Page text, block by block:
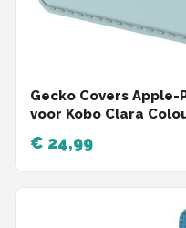
Gecko Covers Apple-
voor Kobo Clara
Tolino Shine Color -
Slaap/Wake functie -
€ 24,99